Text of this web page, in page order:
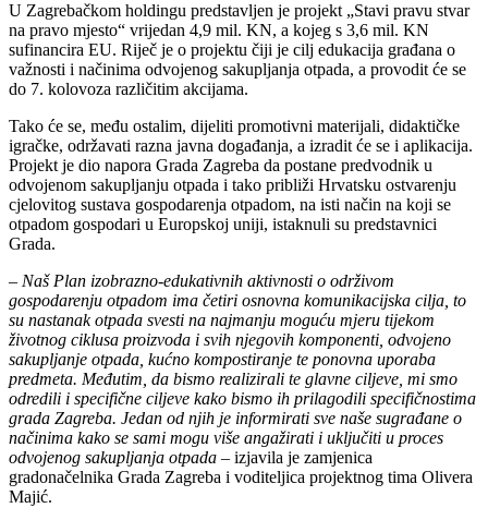
U Zagrebačkom holdingu predstavljen je projekt „Stavi pravu stvar
na pravo mjesto“ vrijedan 4,9 mil. KN, a kojeg s 3,6 mil. KN
sufinancira EU. Riječ je o projektu čiji je cilj edukacija građana o
važnosti i načinima odvojenog sakupljanja otpada, a provodit će se
do 7. kolovoza različitim akcijama.
Tako će se, među ostalim, dijeliti promotivni materijali, didaktičke
igračke, održavati razna javna događanja, a izradit će se i aplikacija.
Projekt je dio napora Grada Zagreba da postane predvodnik u
odvojenom sakupljanju otpada i tako približi Hrvatsku ostvarenju
cjelovitog sustava gospodarenja otpadom, na isti način na koji se
otpadom gospodari u Europskoj uniji, istaknuli su predstavnici
Grada.
– Naš Plan izobrazno-edukativnih aktivnosti o održivom
gospodarenju otpadom ima četiri osnovna komunikacijska cilja, to
su nastanak otpada svesti na najmanju moguću mjeru tijekom
životnog ciklusa proizvoda i svih njegovih komponenti, odvojeno
sakupljanje otpada, kućno kompostiranje te ponovna uporaba
predmeta. Međutim, da bismo realizirali te glavne ciljeve, mi smo
odredili i specifične ciljeve kako bismo ih prilagodili specifičnostima
grada Zagreba. Jedan od njih je informirati sve naše sugrađane o
načinima kako se sami mogu više angažirati i uključiti u proces
odvojenog sakupljanja otpada – izjavila je zamjenica
gradonačelnika Grada Zagreba i voditeljica projektnog tima Olivera
Majić.